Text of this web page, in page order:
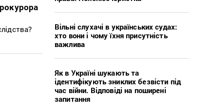
Вільні слухачі в українських судах:
хто вони і чому їхня присутність
важлива
Як в Україні шукають та
ідентифікують зниклих безвісти під
час війни. Відповіді на поширені
запитання